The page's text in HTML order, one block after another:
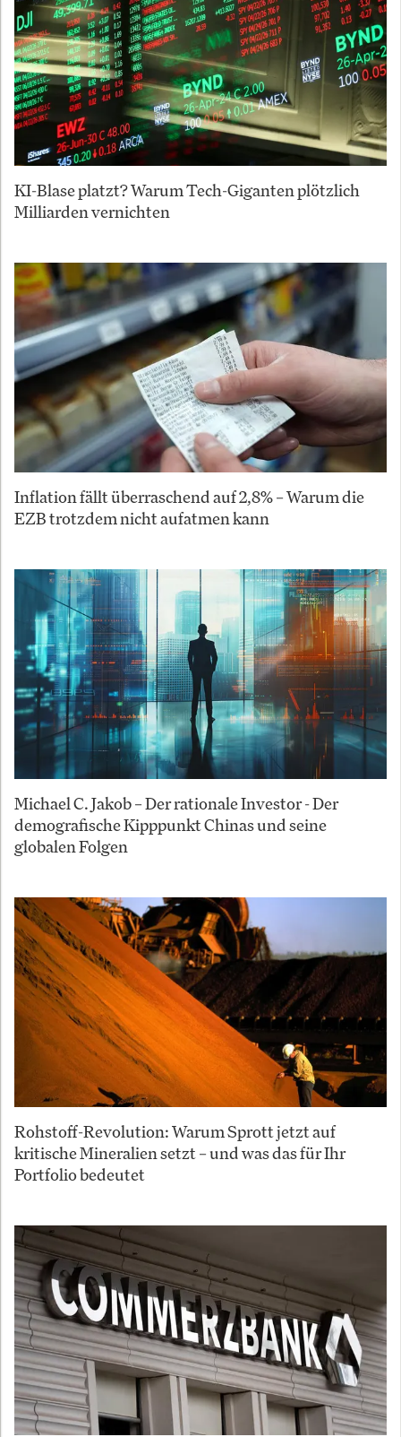
KI-Blase platzt? Warum Tech-Giganten plötzlich
Milliarden vernichten
Inflation fällt überraschend auf 2,8% – Warum die
EZB trotzdem nicht aufatmen kann
Michael C. Jakob – Der rationale Investor - Der
demografische Kipppunkt Chinas und seine
globalen Folgen
Rohstoff-Revolution: Warum Sprott jetzt auf
kritische Mineralien setzt – und was das für Ihr
Portfolio bedeutet